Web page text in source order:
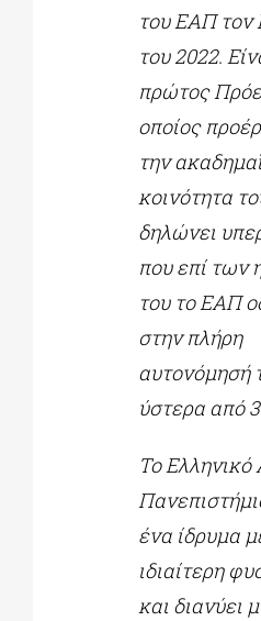
του ΕΑΠ τον
του 2022.
πρώτος
οποίος
την
κοινότητα
δηλώνει
που επί των
του το ΕΑΠ
στην πλήρη
αυτονόμησή
ύστερα από
Το Ελληνικό
ένα ίδρυμα
ιδιαίτερη
και διανύει